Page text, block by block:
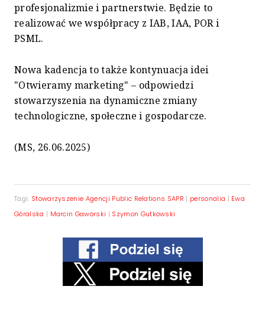
profesjonalizmie i partnerstwie. Będzie to
realizować we współpracy z IAB, IAA, POR i
PSML.
Nowa kadencja to także kontynuacja idei
"Otwieramy marketing" – odpowiedzi
stowarzyszenia na dynamiczne zmiany
technologiczne, społeczne i gospodarcze.
(MS, 26.06.2025)
Tagi: Stowarzyszenie Agencji Public Relations SAPR | personalia | Ewa
Góralska | Marcin Gaworski | Szymon Gutkowski